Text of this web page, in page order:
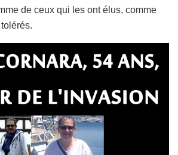
de ceux qui les ont élus, comme